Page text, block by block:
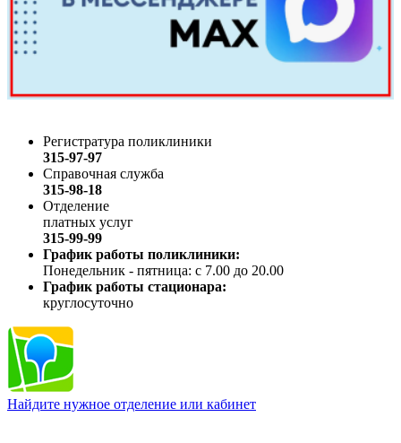
Регистратура поликлиники
315-97-97
Справочная служба
315-98-18
Отделение
платных услуг
315-99-99
График работы поликлиники:
Понедельник - пятница: с 7.00 до 20.00
График работы стационара:
круглосуточно
Найдите нужное отделение или кабинет